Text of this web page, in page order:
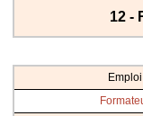
12 -
Emploi